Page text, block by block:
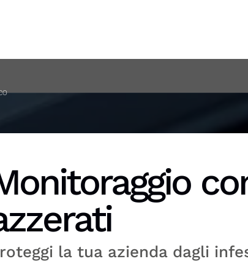
la tua azienda dagli